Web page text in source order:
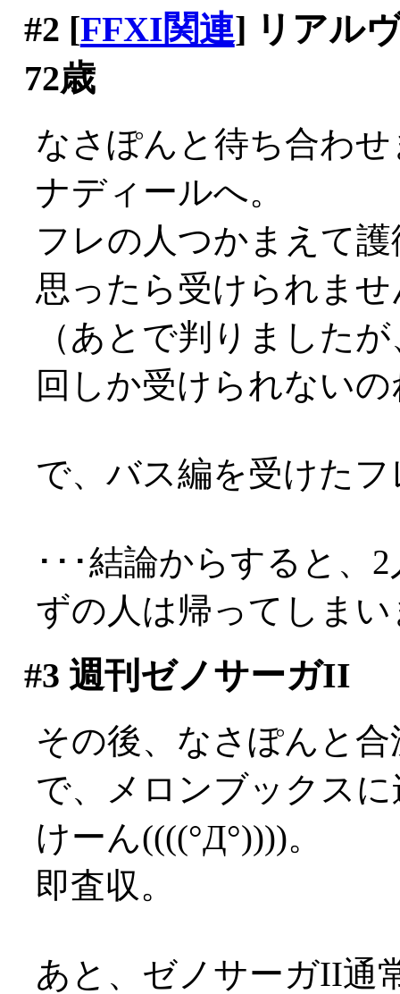
#2 [FFXI関連] リアル
72歳
なさぽんと待ち合わ
ナディールへ。
フレの人つかまえて
思ったら受けられま
（あとで判りました
回しか受けられないの
で、バス編を受けた
･･･結論からすると、
ずの人は帰ってしま
#3 週刊ゼノサーガII
その後、なさぽんと
で、メロンブックス
けーん((((°Д°))))。
即査収。
あと、ゼノサーガII通